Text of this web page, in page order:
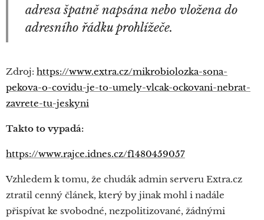
adresa špatně napsána nebo vložena do
adresního řádku prohlížeče.
Zdroj: https://www.extra.cz/mikrobiolozka-sona-
pekova-o-covidu-je-to-umely-vlcak-ockovani-nebrat-
zavrete-tu-jeskyni
Takto to vypadá:
https://www.rajce.idnes.cz/f1480459057
Vzhledem k tomu, že chudák admin serveru Extra.cz
ztratil cenný článek, který by jinak mohl i nadále
přispívat ke svobodné, nezpolitizované, žádnými